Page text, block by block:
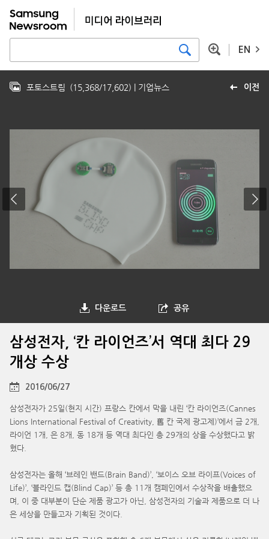
EN
이전
포토스트림 (15,368/17,602) | 기업뉴스
다운로드 공유
삼성전자, ‘칸 라이언즈’서 역대 최다 29
개상 수상
2016/06/27
삼성전자가 25일(현지 시간) 프랑스 칸에서 막을 내린 ‘칸 라이언즈(Cannes
Lions International Festival of Creativity, 舊 칸 국제 광고제)’에서 금 2개,
라이언 1개, 은 8개, 동 18개 등 역대 최다인 총 29개의 상을 수상했다고 밝
혔다.
삼성전자는 올해 ‘브레인 밴드(Brain Band)’, ‘보이스 오브 라이프(Voices of
Life)’, ‘블라인드 캡(Blind Cap)’ 등 총 11개 캠페인에서 수상작을 배출했으
며, 이 중 대부분이 단순 제품 광고가 아닌, 삼성전자의 기술과 제품으로 더 나
은 세상을 만들고자 기획된 것이다.